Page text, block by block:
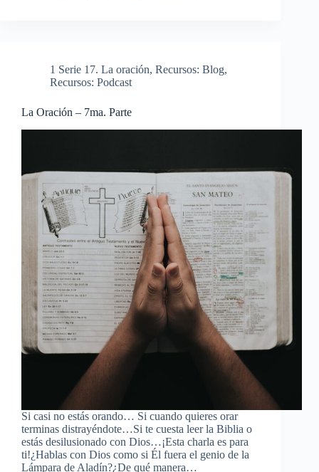
1 Serie 17. La oración, Recursos: Blog,
Recursos: Podcast
La Oración – 7ma. Parte
Si casi no estás orando… Si cuando quieres orar
terminas distrayéndote…Si te cuesta leer la Biblia o
estás desilusionado con Dios…¡Esta charla es para
ti!¿Hablas con Dios como si Él fuera el genio de la
Lámpara de Aladín?¿De qué manera…